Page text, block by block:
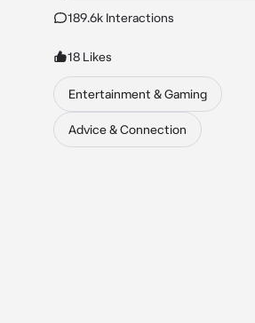
189.6k Interactions
18 Likes
Entertainment & Gaming
Advice & Connection